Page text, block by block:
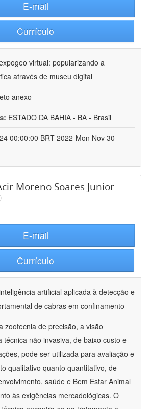
E-mail
Currículo
virtual: popularizando a
através de museu digital
anexo
ESTADO DA BAHIA - BA - Brasil
00:00:00 BRT 2022-Mon Nov 30
Moreno Soares Junior
E-mail
Currículo
artificial aplicada à detecção e
de cabras em confinamento
zootecnia de precisão, a visão
técnica não invasiva, de baixo custo e
pode ser utilizada para avaliação e
qualitativo quanto quantitativo, de
saúde e Bem Estar Animal
às exigências mercadológicas. O